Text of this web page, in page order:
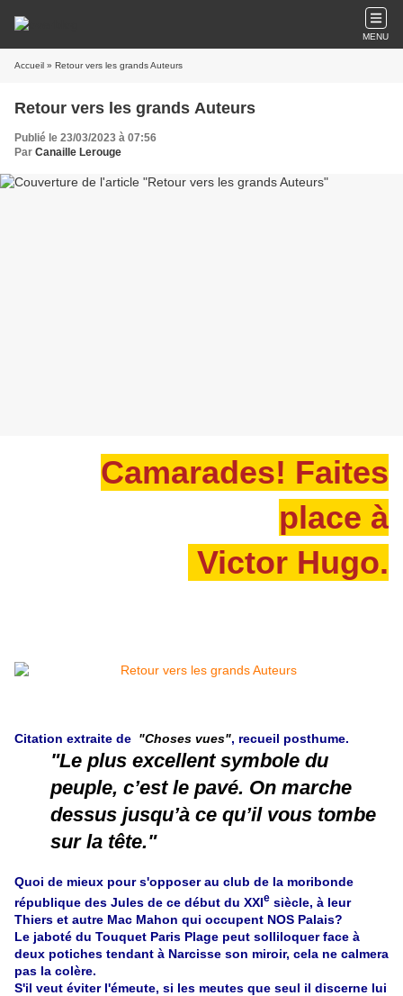
MENU
Accueil » Retour vers les grands Auteurs
Retour vers les grands Auteurs
Publié le 23/03/2023 à 07:56
Par Canaille Lerouge
Camarades! Faites
place à
Victor Hugo.
Citation extraite de "Choses vues", recueil posthume.
"Le plus excellent symbole du
peuple, c’est le pavé. On marche
dessus jusqu’à ce qu’il vous tombe
sur la tête."
Quoi de mieux pour s'opposer au club de la moribonde
république des Jules de ce début du XXIe siècle, à leur
Thiers et autre Mac Mahon qui occupent NOS Palais?
Le jaboté du Touquet Paris Plage peut solliloquer face à
deux potiches tendant à Narcisse son miroir, cela ne calmera
pas la colère.
S'il veut éviter l'émeute, si les meutes que seul il discerne lui